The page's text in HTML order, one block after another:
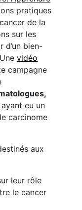
pratiques
de la
sur les
d’un bien-
vidéo
campagne
ayant eu un
carcinome
aux
leur rôle
le cancer